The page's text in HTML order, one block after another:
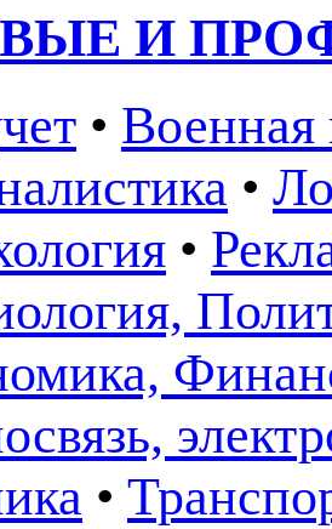
И
• Военная
•
•
•